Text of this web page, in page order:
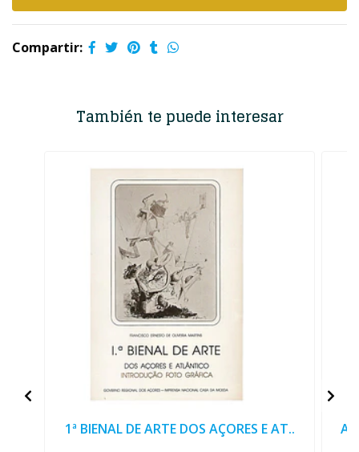
Compartir:
También te puede interesar
1ª BIENAL DE ARTE DOS AÇORES E AT..